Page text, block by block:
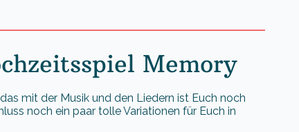
Memory
mit der Musik und den Liedern ist Euch noch
noch ein paar tolle Variationen für Euch in